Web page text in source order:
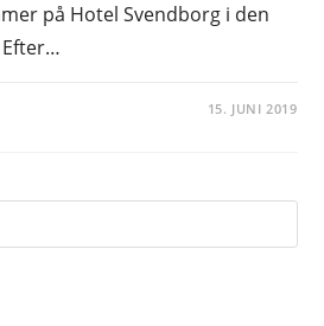
på Hotel Svendborg i den
15. JUNI 2019